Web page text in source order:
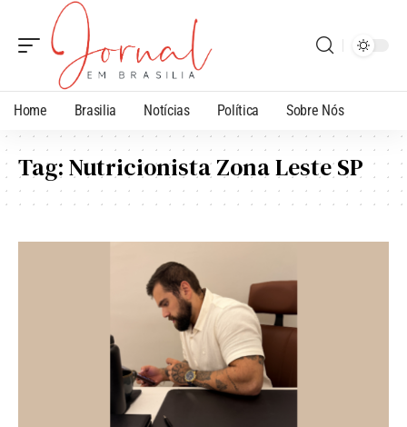
Home Brasilia Notícias Política Sobre Nós
Tag:Nutricionista Zona Leste SP